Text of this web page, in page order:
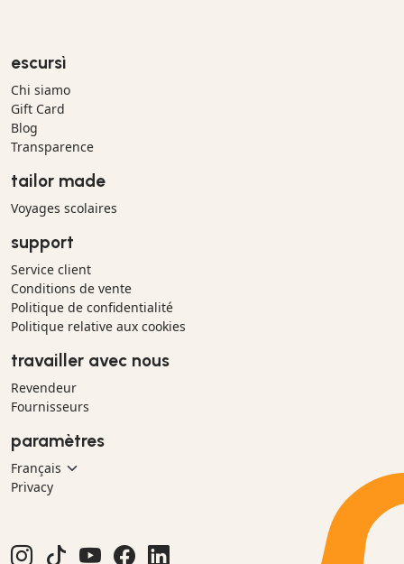
escursì
Chi siamo
Gift Card
Blog
Transparence
tailor made
Voyages scolaires
support
Service client
Conditions de vente
Politique de confidentialité
Politique relative aux cookies
travailler avec nous
Revendeur
Fournisseurs
paramètres
Privacy